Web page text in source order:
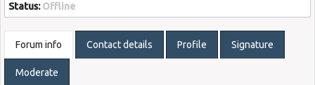
Status: Offline
Forum info Contact details Profile Signature
Moderate